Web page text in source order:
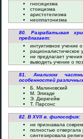
гносицизма
стоицизма
аристотелизма
неоплатонизма
80. Разрабатывая
предлагает:
интуитивное учение
рационалистическое
не предлагает
выводить учение о
81. Анализом
особенностей
Б. Малиновский
М. Элиаде
Э. Дюркгейм
Т. Парсонс
82. В XVII в. философия:
не признавала
полностью
синтезировала